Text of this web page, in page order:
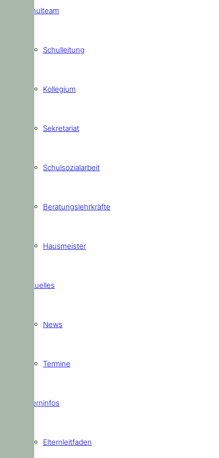
Schulteam
Schulleitung
Kollegium
Sekretariat
Schulsozialarbeit
Beratungslehrkräfte
Hausmeister
Aktuelles
News
Termine
Elterninfos
Elternleitfaden